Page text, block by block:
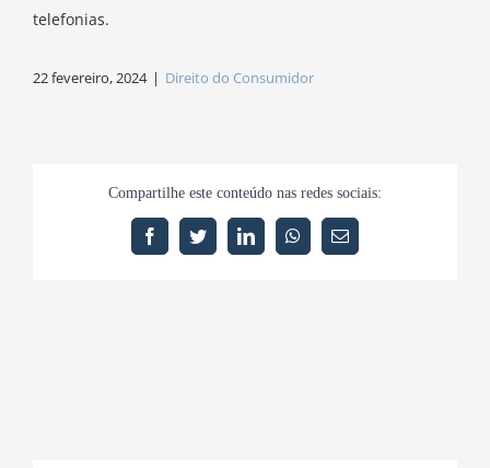
telefonias.
22 fevereiro, 2024 | Direito do Consumidor
Compartilhe este conteúdo nas redes sociais:
FacebookTwitterLinkedInWhatsApp
E-